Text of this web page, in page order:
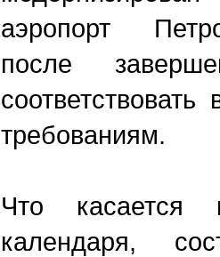
аэропорт
после
требованиям.
Что касается
календаря,